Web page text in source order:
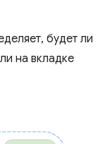
будет ли
на вкладке